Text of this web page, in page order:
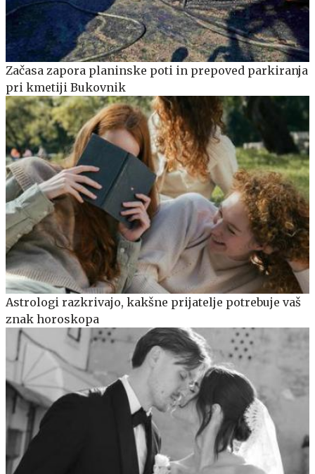
Začasa zapora planinske poti in prepoved parkiranja
pri kmetiji Bukovnik
Astrologi razkrivajo, kakšne prijatelje potrebuje vaš
znak horoskopa